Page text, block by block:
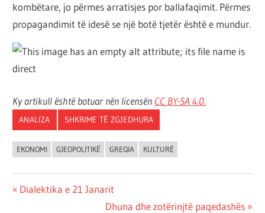
kombëtare, jo përmes arratisjes por ballafaqimit. Përmes
propagandimit të idesë se një botë tjetër është e mundur.
Ky artikull është botuar nën licensën CC BY-SA 4.0.
ANALIZA SHKRIME TË ZGJEDHURA
EKONOMI GJEOPOLITIKË GREQIA KULTURË
Post
Previous
Dialektika e 21 Janarit
Next
Dhuna dhe zotërinjtë paqedashës